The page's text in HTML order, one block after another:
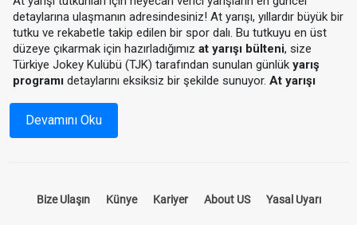
detaylarına ulaşmanın adresindesiniz! At yarışı, yıllardır büyük bir
tutku ve rekabetle takip edilen bir spor dalı. Bu tutkuyu en üst
düzeye çıkarmak için hazırladığımızat yarışı bülteni, size
Türkiye Jokey Kulübü (TJK) tarafından sunulan günlükyarış
programı detaylarını eksiksiz bir şekilde sunuyor.At yarışı
durumlarını önceden inceleyebilir, yarışlardan en iyi sonuçları
almak için stratejinizi oluşturabilirsiniz.
Devamını Oku
Bize Ulaşın Künye Kariyer About US Yasal Uyarı